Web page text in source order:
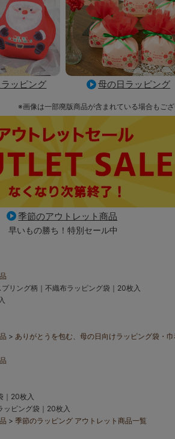
ッピング 母の日ラッピング
※画像は一部廃版商品が含まれている場合もご
季節のアウトレット商品
早いもの勝ち！特別セール中
リング柄｜不織布ラッピング袋｜20枚入
ありがとうを包む、母の日向けラッピング袋・
｜20枚入
ッピング袋｜20枚入
季節のラッピング アウトレット商品一覧